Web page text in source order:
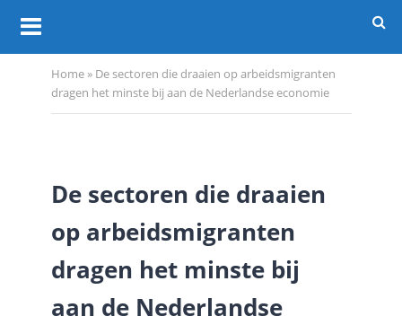
Home» De sectoren die draaien op arbeidsmigranten
dragen het minste bij aan de Nederlandse economie
De sectoren die draaien
op arbeidsmigranten
dragen het minste bij
aan de Nederlandse